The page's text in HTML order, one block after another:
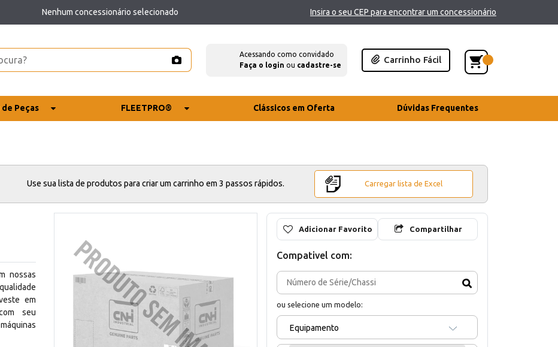
Nenhum concessionário selecionado Insira o seu CEP para encontrar um concessionário
Acessando como convidado
Faça o login ou cadastre-se
Carrinho Fácil
de Peças FLEETPRO® Clássicos em Oferta Dúvidas Frequentes
Use sua lista de produtos para criar um carrinho em 3 passos rápidos. Carregar lista de Excel
nossas
em
seu
Adicionar Favorito Compartilhar
Compativel com:
ou selecione um modelo:
Equipamento